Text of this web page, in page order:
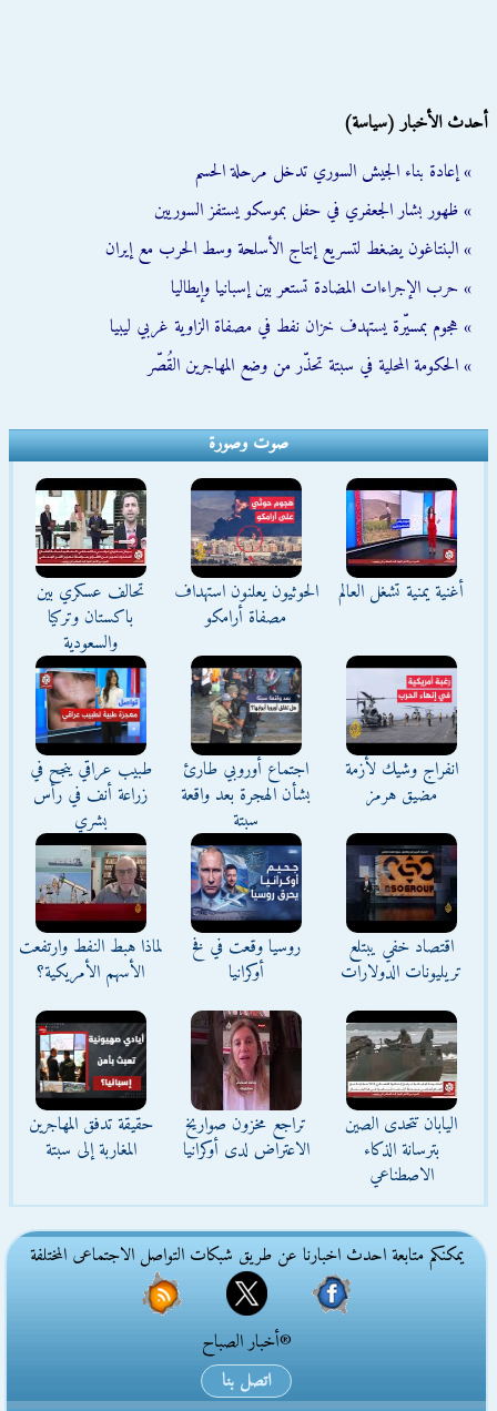
أحدث الأخبار (سياسة)
» إعادة بناء الجيش السوري تدخل مرحلة الحسم
» ظهور بشار الجعفري في حفل بموسكو يستفز السوريين
» البنتاغون يضغط لتسريع إنتاج الأسلحة وسط الحرب مع إيران
» حرب الإجراءات المضادة تستعر بين إسبانيا وإيطاليا
» هجوم بمسيّرة يستهدف خزان نفط في مصفاة الزاوية غربي ليبيا
» الحكومة المحلية في سبتة تحذّر من وضع المهاجرين القُصّر
صوت وصورة
أغنية يمنية تشغل العالم
الحوثيون يعلنون استهداف
مصفاة أرامكو
تحالف عسكري بين
باكستان وتركيا
والسعودية
انفراج وشيك لأزمة
مضيق هرمز
اجتماع أوروبي طارئ
بشأن الهجرة بعد واقعة
سبتة
طبيب عراقي ينجح في
زراعة أنف في رأس
بشري
اقتصاد خفي يبتلع
تريليونات الدولارات
روسيا وقعت في فخ
أوكرانيا
لماذا هبط النفط وارتفعت
الأسهم الأمريكية؟
اليابان تتحدى الصين
بترسانة الذكاء
الاصطناعي
تراجع مخزون صواريخ
الاعتراض لدى أوكرانيا
حقيقة تدفق المهاجرين
المغاربة إلى سبتة
يمكنكم متابعة احدث اخبارنا عن طريق شبكات التواصل الاجتماعى المختلفة
®أخبار الصباح
اتصل بنا